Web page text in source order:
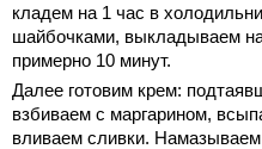
кладем на 1 час в
шайбочками, выкладываем
примерно 10 минут.
Далее готовим крем:
взбиваем с маргарином,
вливаем сливки.